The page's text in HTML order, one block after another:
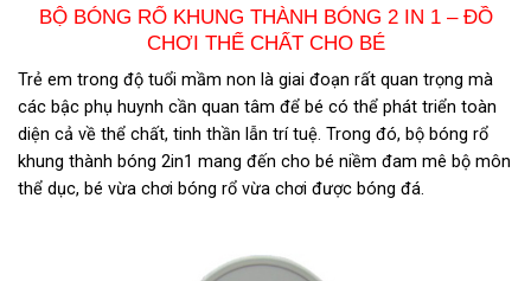
BỘ BÓNG RỔ KHUNG THÀNH BÓNG 2 IN 1 – ĐỒ
CHƠI THỂ CHẤT CHO BÉ
Trẻ em trong độ tuổi mầm non là giai đoạn rất quan trọng mà
các bậc phụ huynh cần quan tâm để bé có thể phát triển toàn
diện cả về thể chất, tinh thần lẫn trí tuệ. Trong đó, bộ bóng rổ
khung thành bóng 2in1 mang đến cho bé niềm đam mê bộ môn
thể dục, bé vừa chơi bóng rổ vừa chơi được bóng đá.